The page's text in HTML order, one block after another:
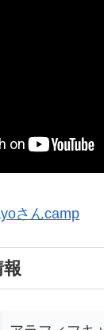
さんcamp